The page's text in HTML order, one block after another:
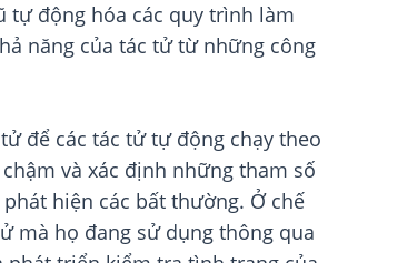
tự động hóa các quy trình làm
năng của tác tử từ những công
để các tác tử tự động chạy theo
và xác định những tham số
hiện các bất thường. Ở chế
mà họ đang sử dụng thông qua